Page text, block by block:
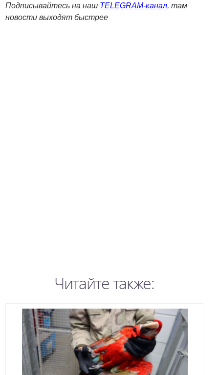
Подписывайтесь на наш TELEGRAM-канал, там
новости выходят быстрее
Читайте также: